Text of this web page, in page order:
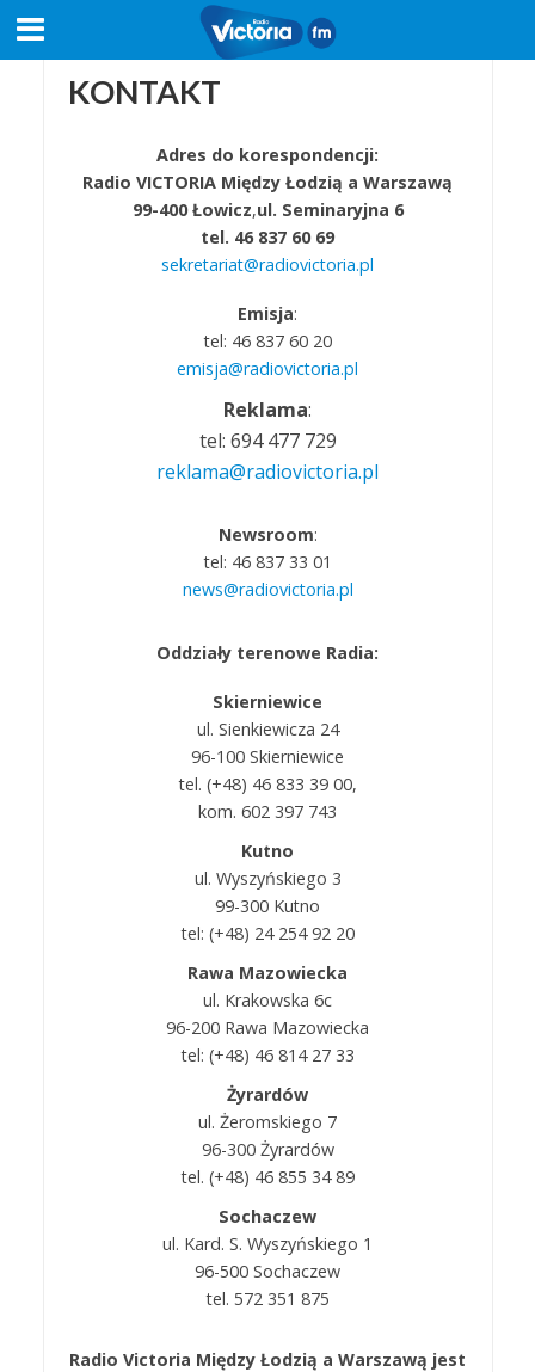
KONTAKT
Adres do korespondencji:
Radio VICTORIA Między Łodzią a Warszawą
99-400 Łowicz,ul. Seminaryjna 6
tel. 46 837 60 69
sekretariat@radiovictoria.pl
Emisja:
tel: 46 837 60 20
emisja@radiovictoria.pl
Reklama:
tel: 694 477 729
reklama@radiovictoria.pl
Newsroom:
tel: 46 837 33 01
news@radiovictoria.pl
Oddziały terenowe Radia:
Skierniewice
ul. Sienkiewicza 24
96-100 Skierniewice
tel. (+48) 46 833 39 00,
kom. 602 397 743
Kutno
ul. Wyszyńskiego 3
99-300 Kutno
tel: (+48) 24 254 92 20
Rawa Mazowiecka
ul. Krakowska 6c
96-200 Rawa Mazowiecka
tel: (+48) 46 814 27 33
Żyrardów
ul. Żeromskiego 7
96-300 Żyrardów
tel. (+48) 46 855 34 89
Sochaczew
ul. Kard. S. Wyszyńskiego 1
96-500 Sochaczew
tel. 572 351 875
Radio Victoria Między Łodzią a Warszawą jest